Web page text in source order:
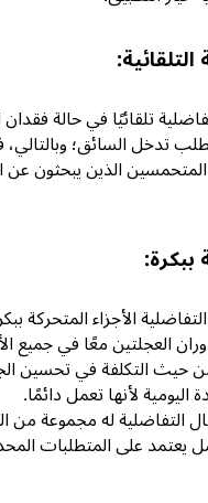
تلقائيًا في حالة
تدخل السائق؛
الذين يبحثون عن
ببكرة:
الأجزاء المتحركة
العجلتين معًا في جميع
حيث التكلفة في تحسين
اليومية لأنها تعمل دائمًا.
التفاضلية له مجموعة من
يعتمد على المتطلبات